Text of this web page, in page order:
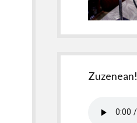
Zuzenean!